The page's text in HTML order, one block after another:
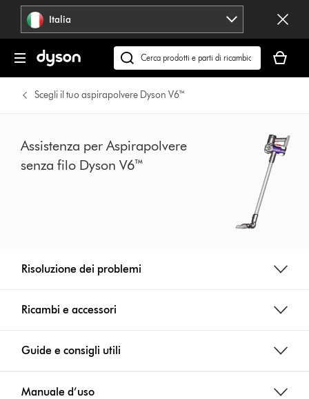
navigazione Italia
Cerca
su
dyson.it
carrello
è
Scegli il tuo aspirapolvere Dyson V6™
Assistenza per Aspirapolvere
senza filo Dyson V6™
Risoluzione dei problemi
Ricambi e accessori
Guide e consigli utili
Manuale d’uso